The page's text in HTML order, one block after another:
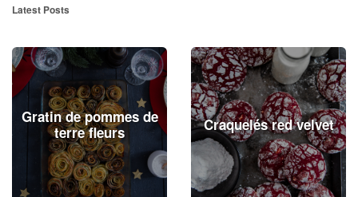
Latest Posts
Gratin de pommes de
terre fleurs
Craquelés red velvet